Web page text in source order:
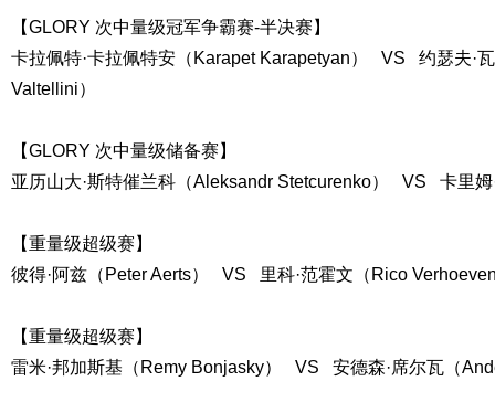
【GLORY 次中量级冠军争霸赛-半决赛】
卡拉佩特·卡拉佩特安（Karapet Karapetyan） VS 约瑟夫·
Valtellini）
【GLORY 次中量级储备赛】
亚历山大·斯特催兰科（Aleksandr Stetcurenko） VS 卡里姆
【重量级超级赛】
彼得·阿兹（Peter Aerts） VS 里科·范霍文（Rico
【重量级超级赛】
雷米·邦加斯基（Remy Bonjasky） VS 安德森·席尔瓦（